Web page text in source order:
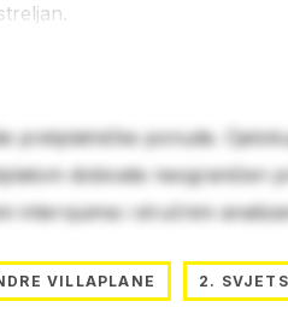
pretplatničke ponude.
dobivate neograničen
intervjuima i stručnim
VILLAPLANE 2.